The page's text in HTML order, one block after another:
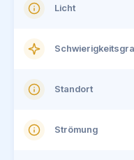
Licht
Standort
Strömung